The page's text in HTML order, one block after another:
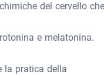
del cervello che
e melatonina.
la pratica della